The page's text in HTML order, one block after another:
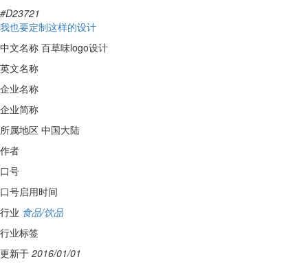
#D23721
我也要定制这样的设计
中文名称 百草味logo设计
英文名称
企业名称
企业简称
所属地区 中国大陆
作者
口号
口号启用时间
行业 食品/饮品
行业标签
更新于 2016/01/01